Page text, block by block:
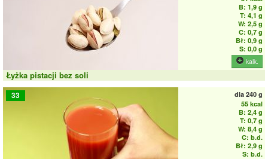
B: 1,9 g
T: 4,1 g
W: 2,5 g
C: 0,7 g
Bł: 0,9 g
S: 0,0 g
kalk.
Łyżka pistacji bez soli
33 dla 240 g
55 kcal
B: 2,4 g
T: 0,7 g
W: 8,4 g
C: b.d.
Bł: 2,9 g
S: b.d.